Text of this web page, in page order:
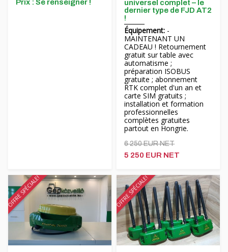
Prix ​​: Se renseigner !
universel complet – le
dernier type de FJD AT2
!
Équipement: -
MAINTENANT UN
CADEAU ! Retournement
gratuit sur table avec
automatisme ;
préparation ISOBUS
gratuite ; abonnement
RTK complet d'un an et
carte SIM gratuits ;
installation et formation
professionnelles
complètes gratuites
partout en Hongrie.
6 250 EUR NET
5 250 EUR NET
OFFRE SPÉCIALE! OFFRE SPÉCIALE!